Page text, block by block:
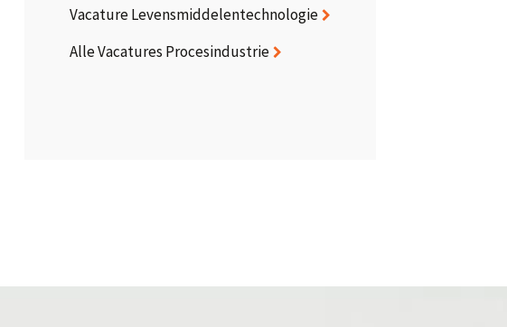
Vacature Levensmiddelentechnologie
Alle Vacatures Procesindustrie